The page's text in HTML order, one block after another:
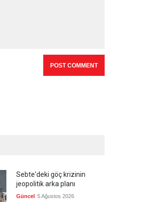
Sebte'deki göç krizinin
jeopolitik arka planı
Güncel 5 Ağustos 2026